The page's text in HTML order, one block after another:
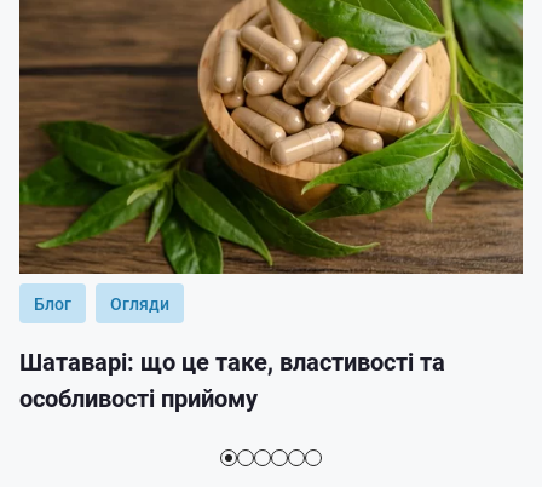
Блог Огляди
Шатаварі: що це таке, властивості та
особливості прийому